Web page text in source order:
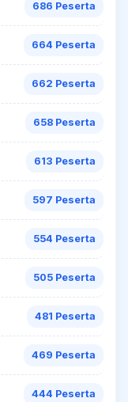
686 Peserta
664 Peserta
662 Peserta
658 Peserta
613 Peserta
597 Peserta
554 Peserta
505 Peserta
481 Peserta
469 Peserta
444 Peserta